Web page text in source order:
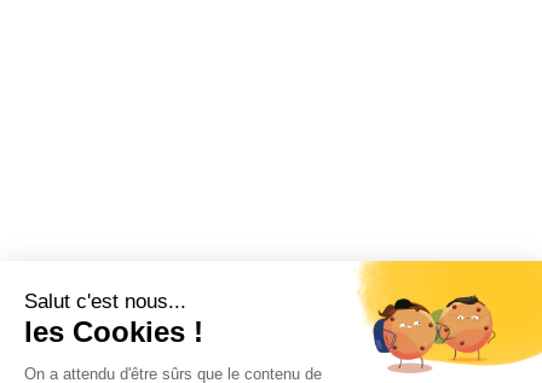
Salut c'est nous...
les Cookies !
On a attendu d'être sûrs que le contenu de